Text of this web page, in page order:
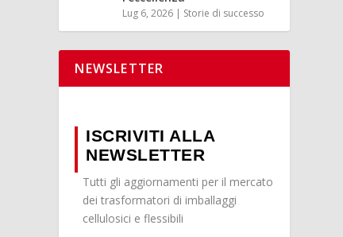
Lug 6, 2026 | Storie di successo
NEWSLETTER
ISCRIVITI ALLA
NEWSLETTER
Tutti gli aggiornamenti per il mercato
dei trasformatori di imballaggi
cellulosici e flessibili